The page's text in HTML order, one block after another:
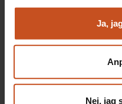
Analysera trafik för att
Du kan när som helst
Ja,
Nej, jag
Arbetsmiljölagen